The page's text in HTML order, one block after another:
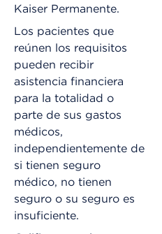
Kaiser Permanente.
Los pacientes que
reúnen los requisitos
pueden recibir
asistencia financiera
para la totalidad o
parte de sus gastos
médicos,
independientemente de
si tienen seguro
médico, no tienen
seguro o su seguro es
insuficiente.